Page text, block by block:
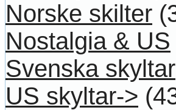
Norske skilter
Nostalgia & US
Svenska skyltar
US skyltar->